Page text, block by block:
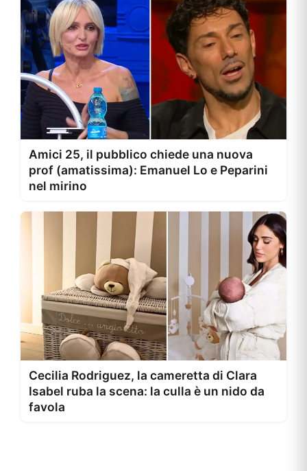
Amici 25, il pubblico chiede una nuova
prof (amatissima): Emanuel Lo e Peparini
nel mirino
Cecilia Rodriguez, la cameretta di Clara
Isabel ruba la scena: la culla è un nido da
favola